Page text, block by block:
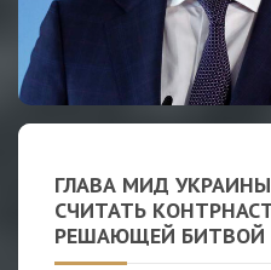
ГЛАВА МИД
СЧИТАТЬ
РЕШАЮЩЕЙ БИТВОЙ